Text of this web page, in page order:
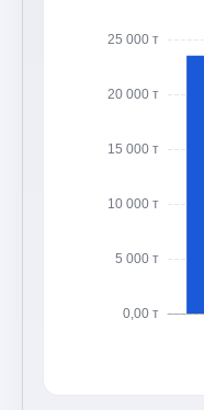
0,00 т
5 000 т
10 000 т
15 000 т
20 000 т
25 000 т